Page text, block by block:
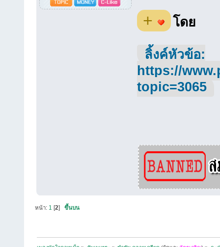
+ โดย
ลิ้งค์หัวข้อ:
https://
topic=3065
หน้า: 1 [2]ขึ้นบน